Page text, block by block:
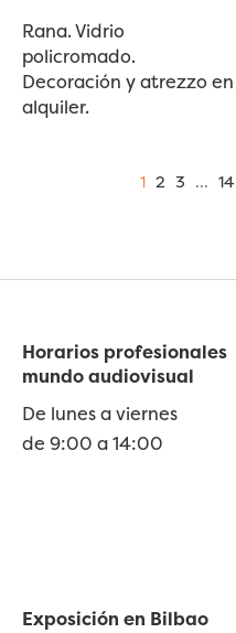
Rana. Vidrio
policromado.
Decoración y atrezzo en
alquiler.
1 2 3 … 14
Horarios profesionales
mundo audiovisual
De lunes a viernes
de 9:00 a 14:00
Exposición en Bilbao